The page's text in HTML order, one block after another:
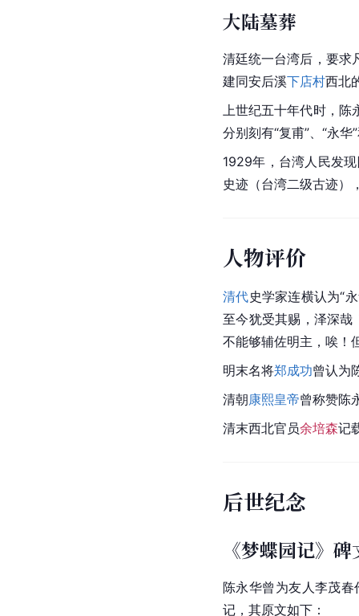
大陆墓葬
清廷统一台湾后，要求
建同安后溪下店村西北
上世纪五十年代时，陈
分别刻有“复甫”、“永
1929年， 台湾人民发
史迹（台湾二级古迹）
人物评价
清代史学家连横认为“
至今犹受其赐，泽深哉
不能够辅佐明主，唉！
明末名将郑成功曾认为
清朝康熙皇帝曾称赞陈
清末西北官员余培森记
后世纪念
《梦蝶园记》碑
陈永华曾为友人李茂
记，其原文如下：